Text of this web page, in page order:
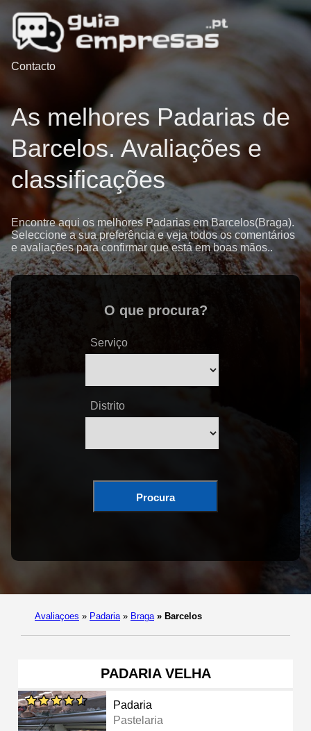
Contacto
As melhores Padarias de
Barcelos. Avaliações e
classificações
Encontre aqui os melhores Padarias em Barcelos(Braga).
Seleccione a sua preferência e veja todos os comentários
e avaliações para confirmar que está em boas mãos..
O que procura?
Serviço
Distrito
Procura
Avaliaçoes » Padaria » Braga » Barcelos
PADARIA VELHA
Padaria
Pastelaria